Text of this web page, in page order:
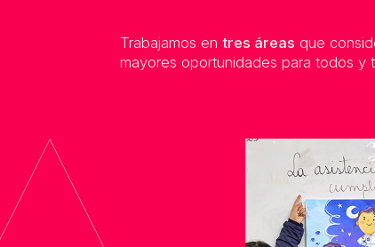
Trabajamos en tres áreas que
mayores oportunidades para todos y